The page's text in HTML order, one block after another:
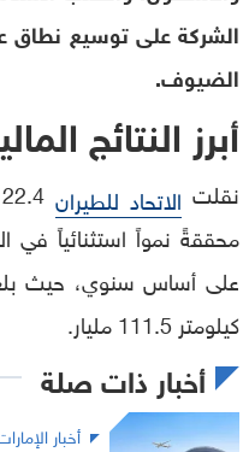
الشركة على توسيع نطاق
الضيوف.
أبرز النتائج
نقلت الاتحاد للطيران
على أساس سنوي، حيث
كيلومتر 111.5 مليار.
أخبار ذات صلة
أخبار